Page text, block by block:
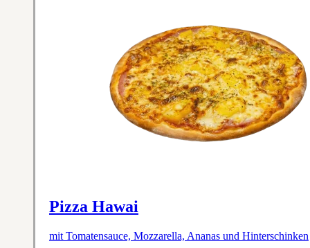
Pizza Hawai
mit Tomatensauce, Mozzarella, Ananas und Hinterschinken